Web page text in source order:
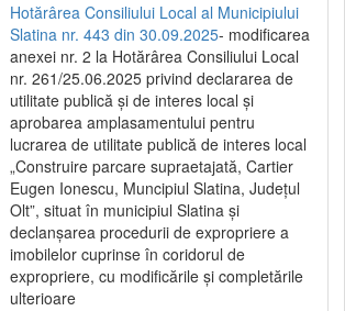
Hotărârea Consiliului Local al Municipiului
Slatina nr. 443 din 30.09.2025- modificarea
anexei nr. 2 la Hotărârea Consiliului Local
nr. 261/25.06.2025 privind declararea de
utilitate publică şi de interes local şi
aprobarea amplasamentului pentru
lucrarea de utilitate publică de interes local
„Construire parcare supraetajată, Cartier
Eugen Ionescu, Muncipiul Slatina, Judeţul
Olt”, situat în municipiul Slatina şi
declanşarea procedurii de expropriere a
imobilelor cuprinse în coridorul de
expropriere, cu modificările şi completările
ulterioare